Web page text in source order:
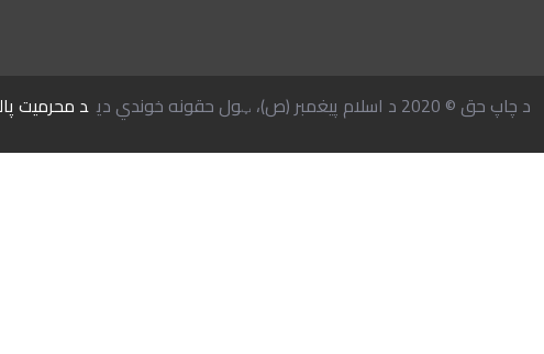
د چاپ حق © 2020 د اسلام پیغمبر (ص)، ټول حقونه خوندي دي د محرمیت